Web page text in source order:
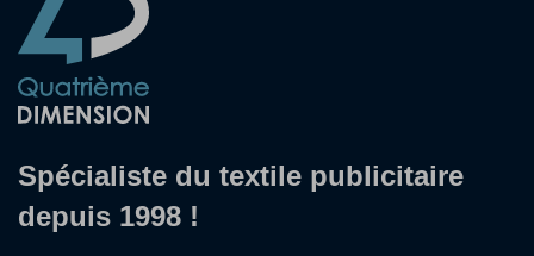
Spécialiste du textile publicitaire
depuis 1998 !